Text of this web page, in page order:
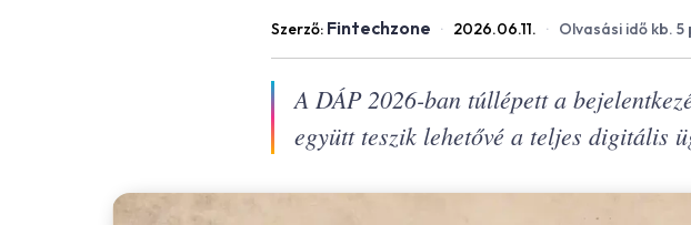
Szerző: Fintechzone · 2026.06.11. · Olvasási idő kb. 5
A DÁP 2026-ban túllépett a
együtt teszik lehetővé a teljes digitális